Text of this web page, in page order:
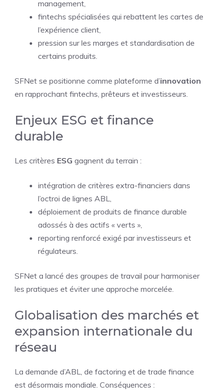
management,
fintechs spécialisées qui rebattent les cartes de
l’expérience client,
pression sur les marges et standardisation de
certains produits.
SFNet se positionne comme plateforme d’innovation
en rapprochant fintechs, prêteurs et investisseurs.
Enjeux ESG et finance
durable
Les critères ESG gagnent du terrain :
intégration de critères extra-financiers dans
l’octroi de lignes ABL,
déploiement de produits de finance durable
adossés à des actifs « verts »,
reporting renforcé exigé par investisseurs et
régulateurs.
SFNet a lancé des groupes de travail pour harmoniser
les pratiques et éviter une approche morcelée.
Globalisation des marchés et
expansion internationale du
réseau
La demande d’ABL, de factoring et de trade finance
est désormais mondiale. Conséquences :